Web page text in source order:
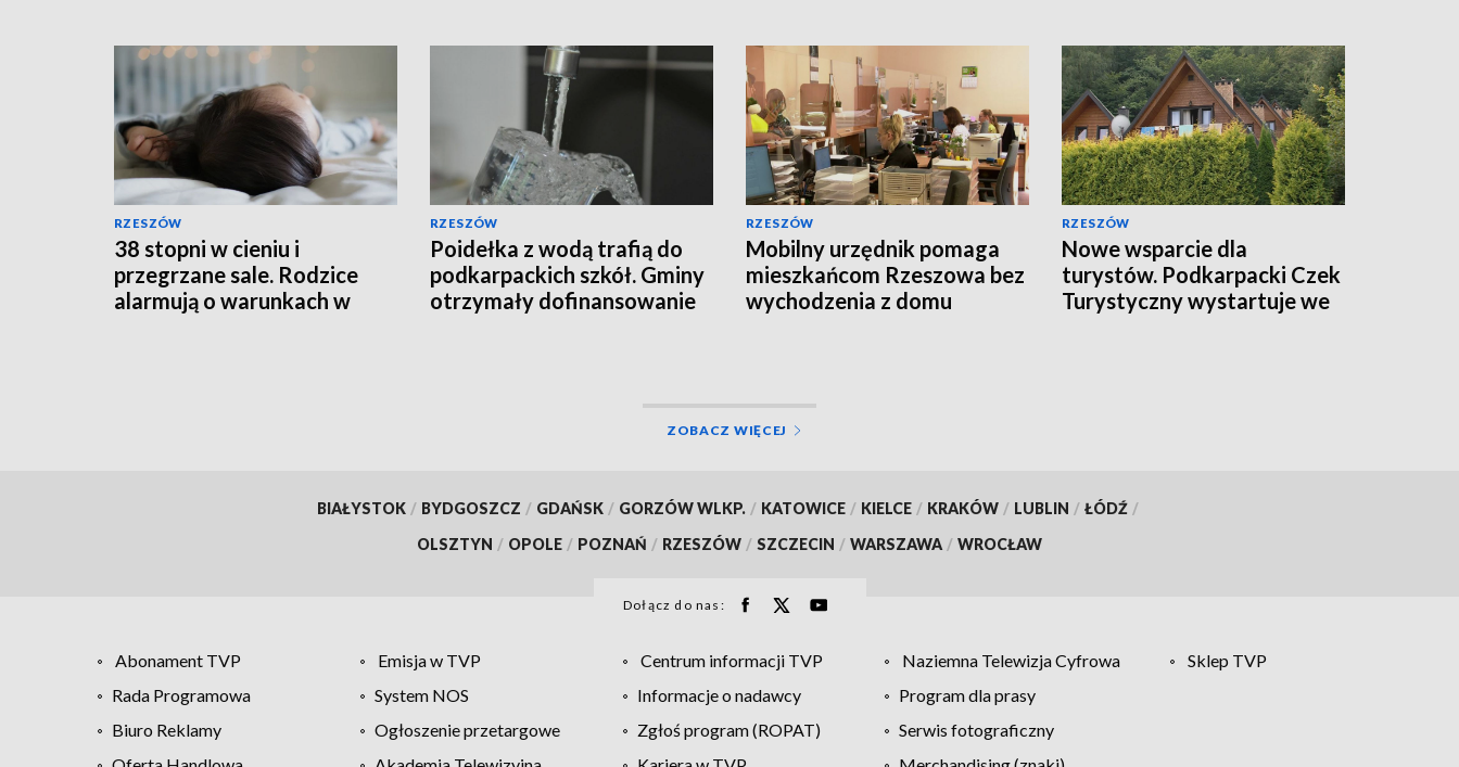
RZESZÓW
38 stopni w cieniu i
przegrzane sale. Rodzice
alarmują o warunkach w
RZESZÓW
Poidełka z wodą trafią do
podkarpackich szkół. Gminy
otrzymały dofinansowanie
RZESZÓW
Mobilny urzędnik pomaga
mieszkańcom Rzeszowa bez
wychodzenia z domu
RZESZÓW
Nowe wsparcie dla
turystów. Podkarpacki Czek
Turystyczny wystartuje we
ZOBACZ WIĘCEJ
BIAŁYSTOK / BYDGOSZCZ / GDAŃSK / GORZÓW WLKP. / KATOWICE / KIELCE / KRAKÓW / LUBLIN / ŁÓDŹ /
OLSZTYN / OPOLE / POZNAŃ / RZESZÓW / SZCZECIN / WARSZAWA / WROCŁAW
Dołącz do nas:
Abonament TVP Emisja w TVP Centrum informacji TVP Naziemna Telewizja Cyfrowa
Sklep TVP
Rada Programowa
System NOS Informacje o nadawcy
Program dla prasy
Biuro Reklamy
Ogłoszenie przetargowe Zgłoś program (ROPAT)
Serwis fotograficzny